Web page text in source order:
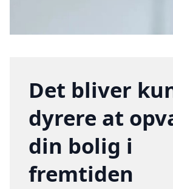
Det bliver
dyrere at
din bolig i
fremtiden